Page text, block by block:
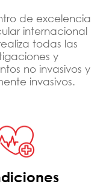
de excelencia
internacional
todas las
y
no invasivos y
invasivos.